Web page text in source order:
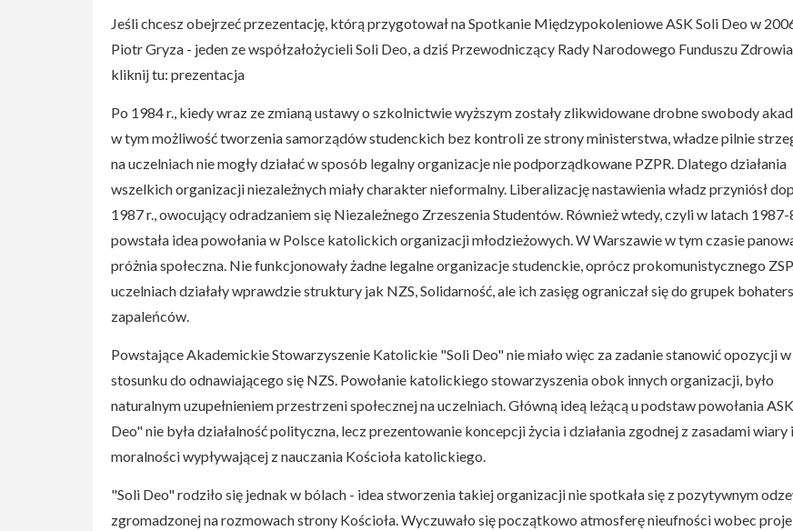
Jeśli chcesz obejrzeć przezentację, którą przygotował na Spotkanie Międzypokoleniowe ASK Soli Deo w
Piotr Gryza - jeden ze współzałożycieli Soli Deo, a dziś Przewodniczący Rady Narodowego Funduszu
kliknij tu: prezentacja
Po 1984 r., kiedy wraz ze zmianą ustawy o szkolnictwie wyższym zostały zlikwidowane drobne swobody
w tym możliwość tworzenia samorządów studenckich bez kontroli ze strony ministerstwa, władze pilnie
na uczelniach nie mogły działać w sposób legalny organizacje nie podporządkowane PZPR. Dlatego działania
wszelkich organizacji niezależnych miały charakter nieformalny. Liberalizację nastawienia władz przyniósł
1987 r., owocujący odradzaniem się Niezależnego Zrzeszenia Studentów. Również wtedy, czyli w latach 1987-
powstała idea powołania w Polsce katolickich organizacji młodzieżowych. W Warszawie w tym czasie
próżnia społeczna. Nie funkcjonowały żadne legalne organizacje studenckie, oprócz prokomunistycznego
uczelniach działały wprawdzie struktury jak NZS, Solidarność, ale ich zasięg ograniczał się do grupek
zapaleńców.
Powstające Akademickie Stowarzyszenie Katolickie "Soli Deo" nie miało więc za zadanie stanowić opozycji w
stosunku do odnawiającego się NZS. Powołanie katolickiego stowarzyszenia obok innych organizacji, było
naturalnym uzupełnieniem przestrzeni społecznej na uczelniach. Główną ideą leżącą u podstaw powołania
Deo" nie była działalność polityczna, lecz prezentowanie koncepcji życia i działania zgodnej z zasadami wiary i
moralności wypływającej z nauczania Kościoła katolickiego.
"Soli Deo" rodziło się jednak w bólach - idea stworzenia takiej organizacji nie spotkała się z pozytywnym
zgromadzonej na rozmowach strony Kościoła. Wyczuwało się początkowo atmosferę nieufności wobec